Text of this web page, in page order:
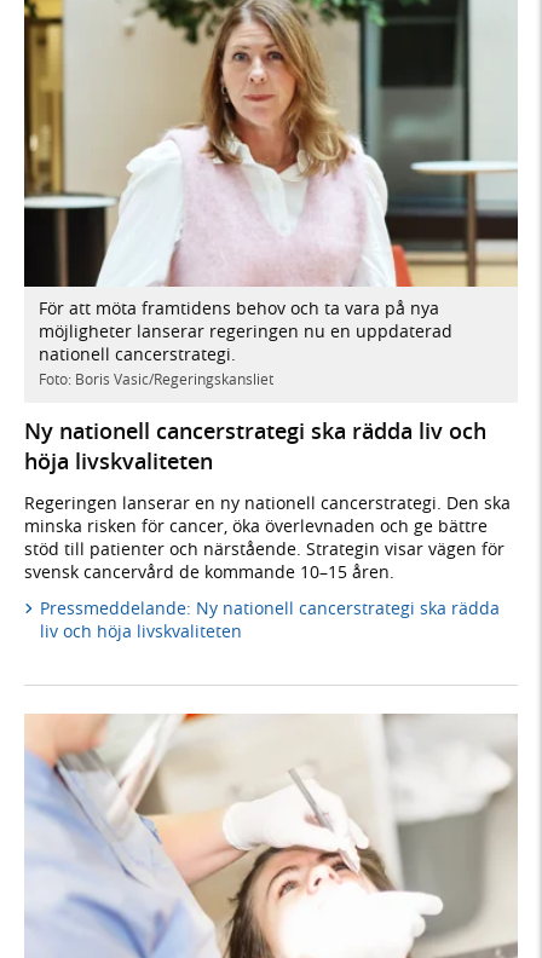
För att möta framtidens behov och ta vara på nya
möjligheter lanserar regeringen nu en uppdaterad
nationell cancerstrategi.
Foto: Boris Vasic/Regeringskansliet
Ny nationell cancerstrategi ska rädda liv och
höja livskvaliteten
Regeringen lanserar en ny nationell cancerstrategi. Den ska
minska risken för cancer, öka överlevnaden och ge bättre
stöd till patienter och närstående. Strategin visar vägen för
svensk cancervård de kommande 10–15 åren.
Pressmeddelande: Ny nationell cancerstrategi ska rädda
liv och höja livskvaliteten